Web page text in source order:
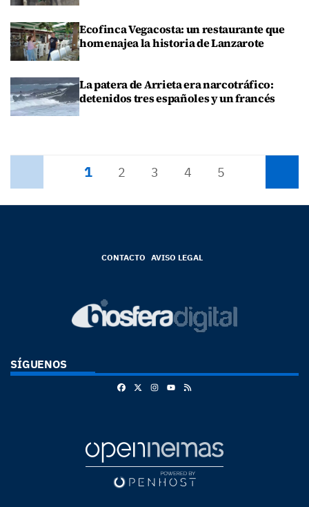
Ecofinca Vegacosta: un restaurante que
homenajea la historia de Lanzarote
La patera de Arrieta era narcotráfico:
detenidos tres españoles y un francés
1 2 3 4 5
CONTACTO AVISO LEGAL
SÍGUENOS
FacebookInstagram